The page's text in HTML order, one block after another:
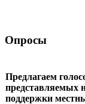
Опросы
Предлагаем
представляемых
поддержки